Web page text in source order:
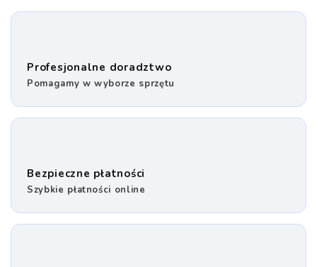
Profesjonalne doradztwo
Pomagamy w wyborze sprzętu
Bezpieczne płatności
Szybkie płatności online